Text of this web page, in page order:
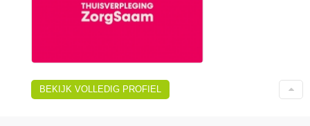
BEKIJK VOLLEDIG PROFIEL